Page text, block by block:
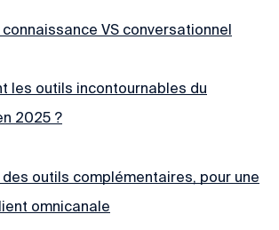
VS conversationnel
les outils incontournables du
2025 ?
outils complémentaires, pour une
omnicanale